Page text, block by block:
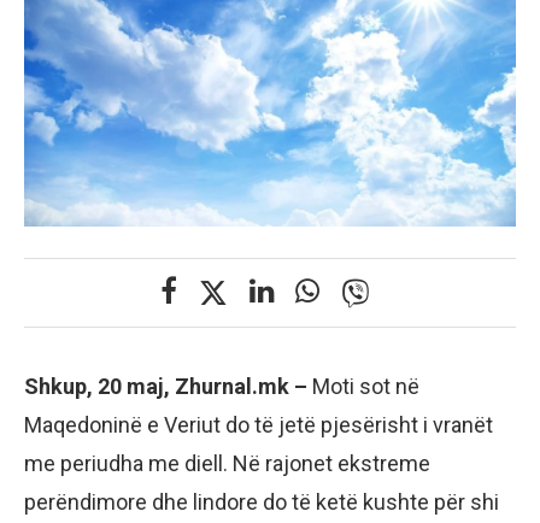
Shkup, 20 maj, Zhurnal.mk – Moti sot në
Maqedoninë e Veriut do të jetë pjesërisht i vranët
me periudha me diell. Në rajonet ekstreme
perëndimore dhe lindore do të ketë kushte për shi